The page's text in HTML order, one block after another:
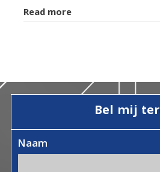
Read more
Bel mij
Naam